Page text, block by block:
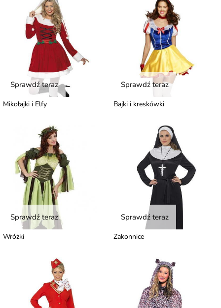
Sprawdź teraz
Mikołajki i Elfy
Sprawdź teraz
Bajki i kreskówki
Sprawdź teraz
Wróżki
Sprawdź teraz
Zakonnice